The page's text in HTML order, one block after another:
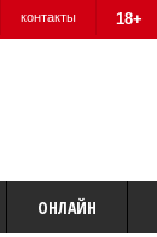
контакты 18+
ОНЛАЙН